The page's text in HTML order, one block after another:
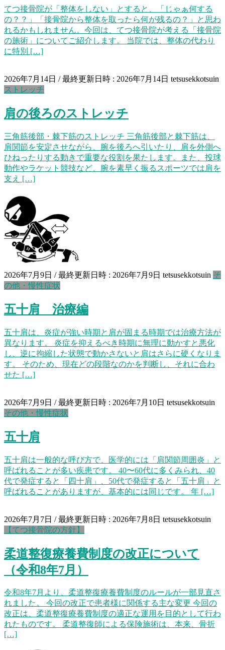
てつ接骨院が「整体をしない」とすると、「じゃぁ何する
の？？」「接骨院から整体を取ったら何が残るの？」と思わ
れるかもしれません。今回は、てつ接骨院が考える「接骨院
の施術」についてご紹介します。 当院では、整体の代わり
に特別 […]
2026年7月14日 / 最終更新日時 : 2026年7月14日 tetsusekkotsuin
ストレッチ
肩の後ろのストレッチ
三角筋後部・棘下筋のストレッチ 三角筋後部と棘下筋は、
肩関節を安定させながら、腕を後ろへ引いたり、肩を外側へ
ひねったりする動きで重要な役割を果たします。また、投球
動作やラケット競技など、腕を素早く振るスポーツでは肩を
支え […]
2026年7月9日 / 最終更新日時 : 2026年7月9日 tetsusekkotsuin そ
の他・慢性症状
五十肩 治療編
五十肩は、炎症が強い時期と肩が固まる時期では治療方法が
異なります。 炎症を抑えるべき時期に無理に動かすと悪化
し、逆に拘縮した状態で動かさないと肩はさらに硬くなりま
す。 そのため、現在どの段階なのかを判断し、それに合わ
せた […]
2026年7月9日 / 最終更新日時 : 2026年7月10日 tetsusekkotsuin
その他・慢性症状
五十肩
五十肩は一般的な呼び方で、医学的には「肩関節周囲炎」と
呼ばれることが多い疾患です。 40〜60代に多くみられ、40
代で発症すると「四十肩」、50代で発症すると「五十肩」と
呼ばれることがありますが、基本的には同じです。 年 […]
2026年7月7日 / 最終更新日時 : 2026年7月8日 tetsusekkotsuin
【てつ接骨院の方針】
柔道整復療養費制度の改正について
（令和8年7月）
令和8年7月より、柔道整復療養費制度のルールが一部見直さ
れました。 今回の改正で患者様に関係する主な変更 今回の
改正は、柔道整復療養費制度の適正な運用を目的として行わ
れたものです。 柔道整復師による保険施術は、本来、骨折
[…]